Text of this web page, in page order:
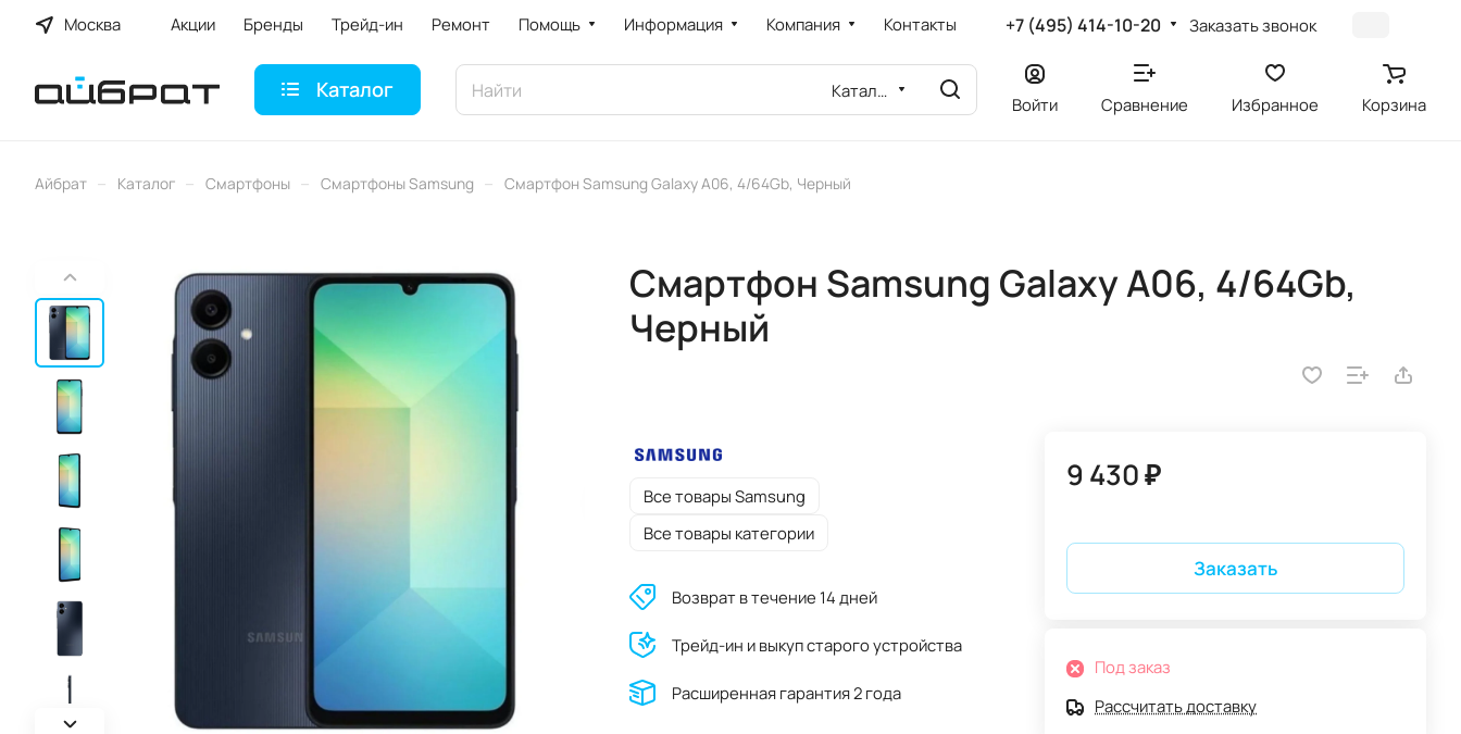
Москва Акции Бренды Трейд-ин Ремонт Помощь Информация Компания Контакты +7 (495) 414-10-20 Заказать звонок
Каталог Каталог
Войти Сравнение Избранное Корзина
Айбрат – Каталог – Смартфоны – Смартфоны Samsung – Смартфон Samsung Galaxy A06, 4/64Gb, Черный
Смартфон Samsung Galaxy A06, 4/64Gb,
Черный
Все товары Samsung
Все товары категории
Возврат в течение 14 дней
Трейд-ин и выкуп старого устройства
Расширенная гарантия 2 года
9 430 ₽
Заказать
Под заказ
Рассчитать доставку